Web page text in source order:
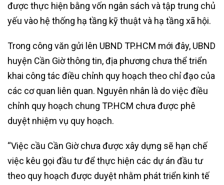
được thực hiện bằng vốn ngân sách và tập trung chủ
yếu vào hệ thống hạ tầng kỹ thuật và hạ tầng xã hội.
Trong công văn gửi lên UBND TP.HCM mới đây, UBND
huyện Cần Giờ thông tin, địa phương chưa thể triển
khai công tác điều chỉnh quy hoạch theo chỉ đạo của
các cơ quan liên quan. Nguyên nhân là do việc điều
chỉnh quy hoạch chung TP.HCM chưa được phê
duyệt nhiệm vụ quy hoạch.
“Việc cầu Cần Giờ chưa được xây dựng sẽ hạn chế
việc kêu gọi đầu tư để thực hiện các dự án đầu tư
theo quy hoạch được duyệt nhằm phát triển kinh tế